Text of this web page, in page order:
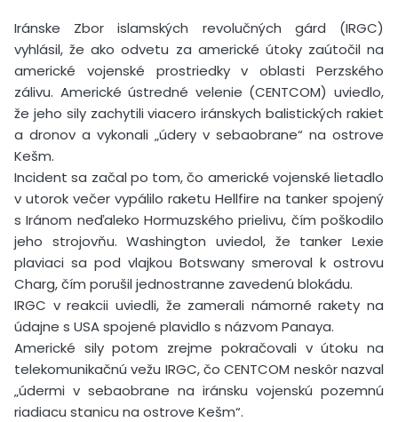
Iránske Zbor islamských revolučných gárd (IRGC)
vyhlásil, že ako odvetu za americké útoky zaútočil na
americké vojenské prostriedky v oblasti Perzského
zálivu. Americké ústredné velenie (CENTCOM) uviedlo,
že jeho sily zachytili viacero iránskych balistických rakiet
a dronov a vykonali „údery v sebaobrane“ na ostrove
Kešm.
Incident sa začal po tom, čo americké vojenské lietadlo
v utorok večer vypálilo raketu Hellfire na tanker spojený
s Iránom neďaleko Hormuzského prielivu, čím poškodilo
jeho strojovňu. Washington uviedol, že tanker Lexie
plaviaci sa pod vlajkou Botswany smeroval k ostrovu
Charg, čím porušil jednostranne zavedenú blokádu.
IRGC v reakcii uviedli, že zamerali námorné rakety na
údajne s USA spojené plavidlo s názvom Panaya.
Americké sily potom zrejme pokračovali v útoku na
telekomunikačnú vežu IRGC, čo CENTCOM neskôr nazval
„údermi v sebaobrane na iránsku vojenskú pozemnú
riadiacu stanicu na ostrove Kešm“.